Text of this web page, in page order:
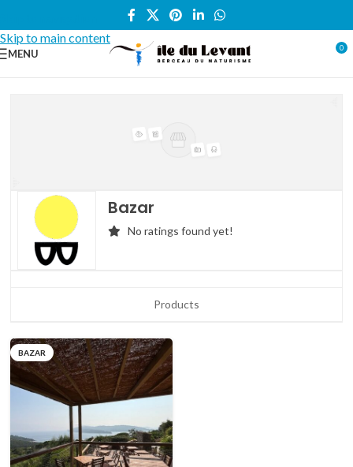
Skip to main content
MENU 0
Bazar
No ratings found yet!
Products
BAZAR